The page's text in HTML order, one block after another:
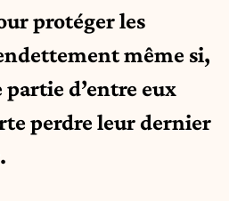
protéger les
même si,
d’entre eux
perdre leur dernier